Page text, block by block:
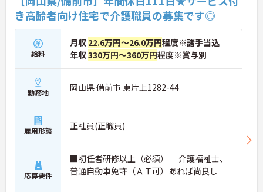
って働き続けられるおすすめの職場です。
★おすすめPOINT★
【夜勤なし×年間休日119日！オンオフのメリハリ
をつけて働ける環境です】
・身体への負担が少ない夜勤なしの勤務で年間休日
119日がしっかりと確保されています
・毎月1日付与されるリフレッシュ休暇と有給を組
み合わせて連休を取得しプライベートを満喫できま
得しており未就学児向けのこども休暇など支援体制
が万全です
【賞与実績最大185万円◎大手法人ならではの手厚
い待遇と福利厚生が魅力です】
・頑張りをしっかり還元する過去実績最大185万円
の賞与や配偶者・お子様への手厚い扶養手当を支給
き高齢者向け住宅で介護職員の募集です◎
給料
月収 22.6万円～26.0万円程度※諸手当込
年収330万円～360万円程度※賞与別
勤務地 岡山県 備前市 東片上1282-44
雇用形態 正社員(正職員)
応募要件
■初任者研修以上（必須） 介護福祉士、
普通自動車免許（ＡＴ可）あれば尚良し